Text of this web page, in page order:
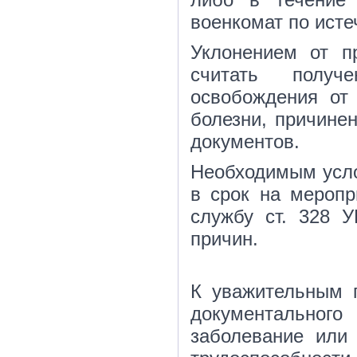
военкомат по
Уклонением от
считать
освобождения
болезни,
документов.
Необходимым
в срок на
службу ст. 328
причин.
К уважительным
заболевание